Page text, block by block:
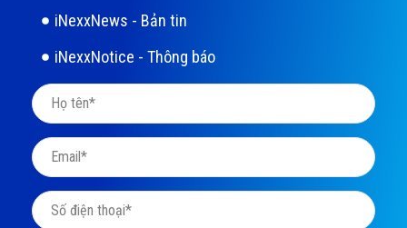
iNexxNews - Bản tin
iNexxNotice - Thông báo